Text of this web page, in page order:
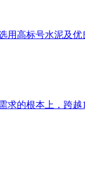
高标号水泥及
求的根本上，跨